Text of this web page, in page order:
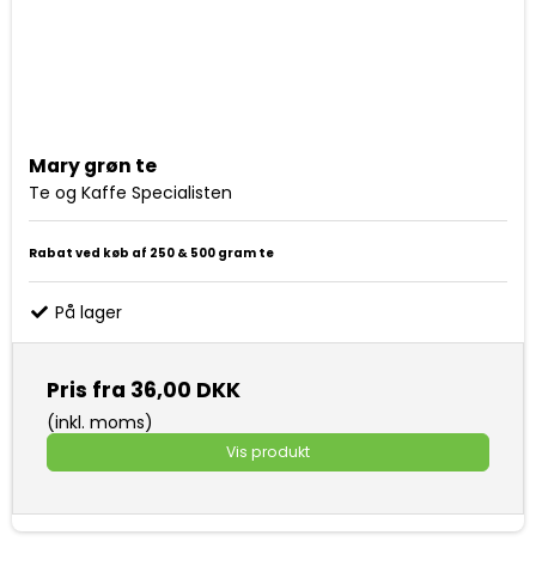
Mary grøn te
Te og Kaffe Specialisten
Rabat ved køb af 250 & 500 gram te
På lager
Pris fra 36,00 DKK
(inkl. moms)
Vis produkt